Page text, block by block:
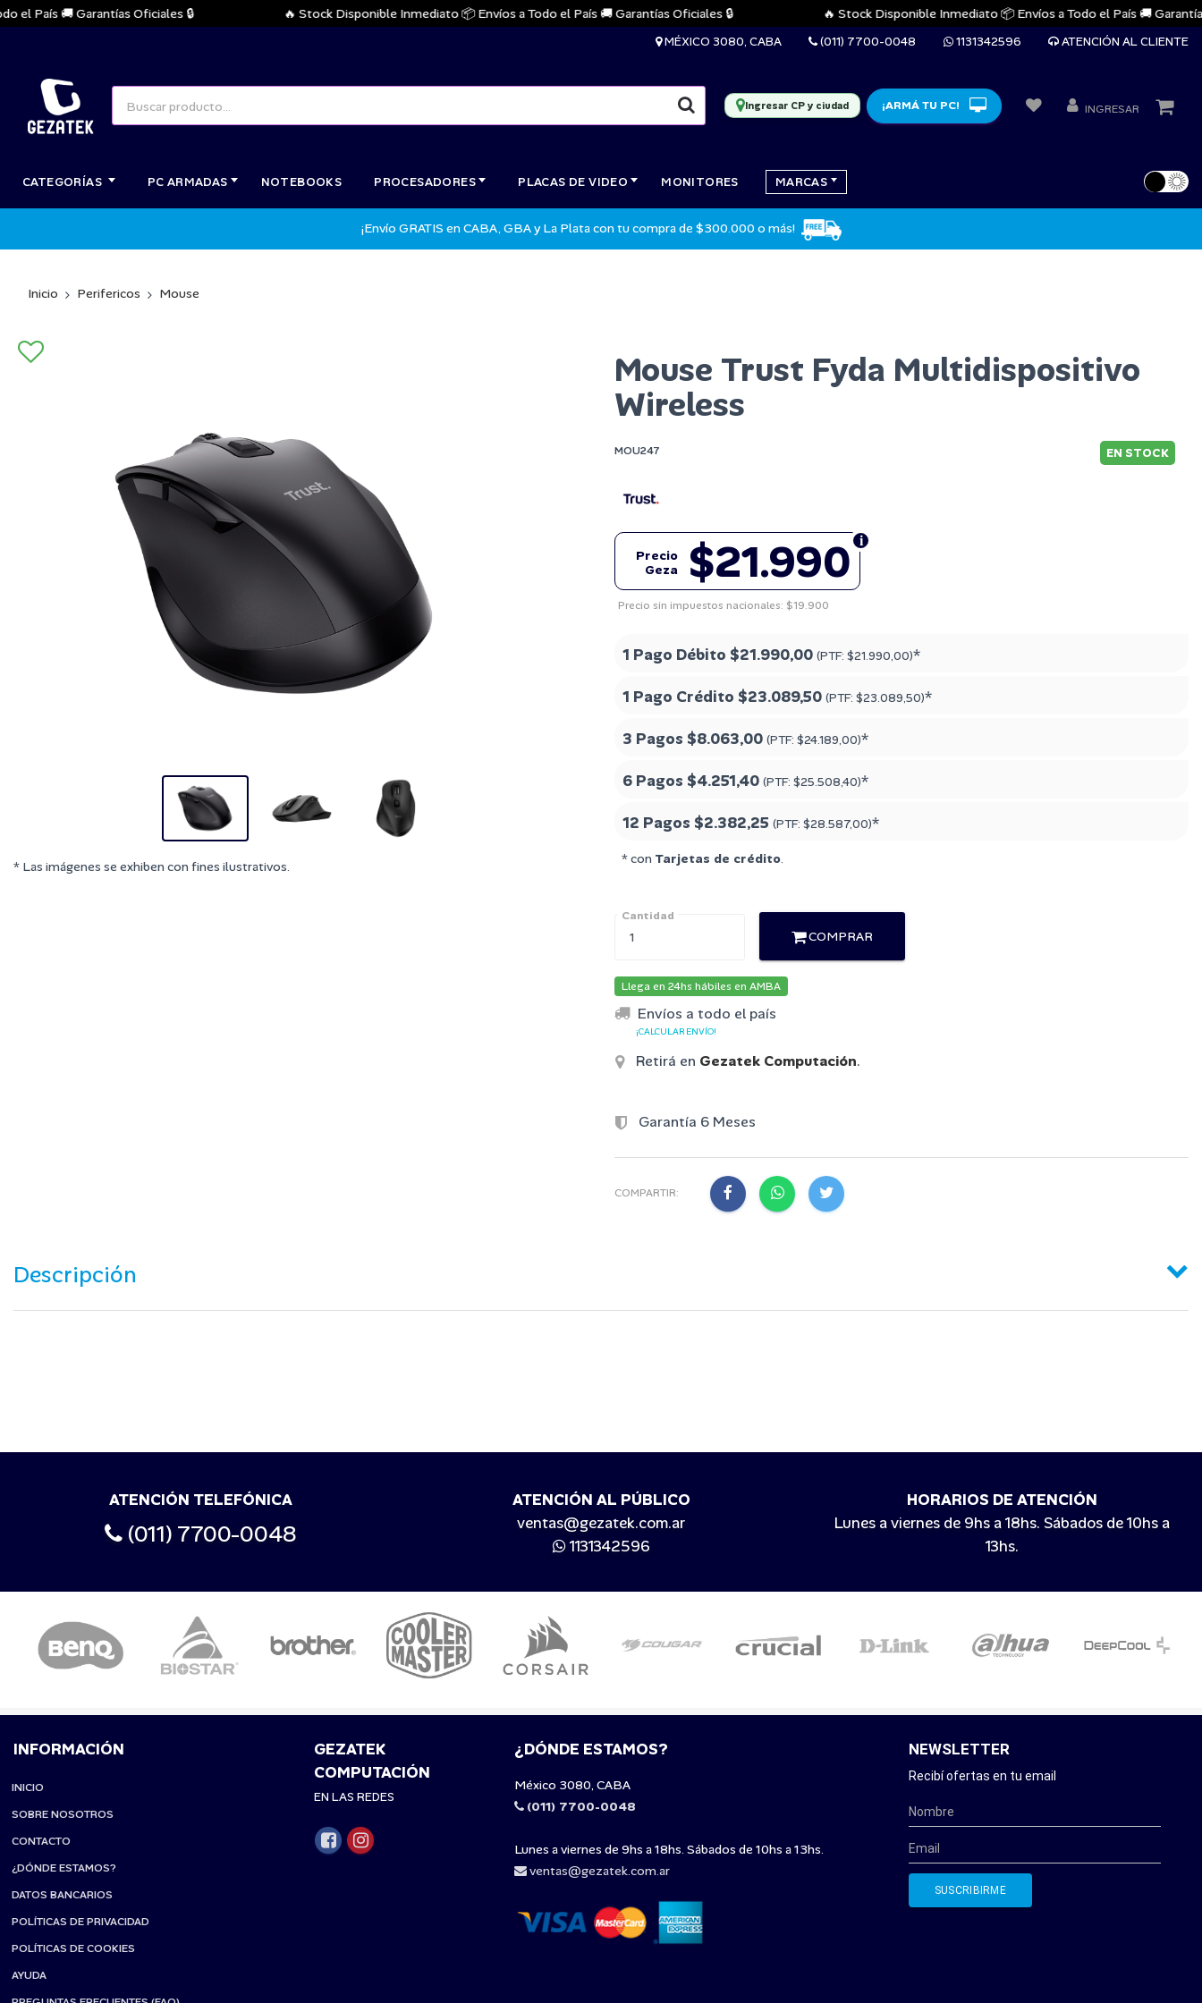
🚚 Garantías Oficiales 🔒 🔥 Stock Disponible Inmediato 📦 Envíos a Todo el País 🚚 Garantías Oficiales 🔒 🔥 Stock Disponible Inmediato 📦 Envíos a Todo el País 🚚 Garantías
MÉXICO 3080, CABA (011) 7700-0048 1131342596 ATENCIÓN AL CLIENTE
Ingresar CP y ciudad ¡ARMÁ TU PC! INGRESAR
CATEGORÍAS PC ARMADAS NOTEBOOKS PROCESADORES PLACAS DE VIDEO MONITORES MARCAS
¡Envío GRATIS en CABA, GBA y La Plata con tu compra de $300.000 o más!
Inicio Perifericos Mouse
* Las imágenes se exhiben con fines ilustrativos.
Mouse Trust Fyda Multidispositivo
Wireless
MOU247 EN STOCK
$21.990
Precio
Geza
Precio sin impuestos nacionales: $19.900
1 Pago Débito $21.990,00 (PTF: $21.990,00)*
1 Pago Crédito $23.089,50 (PTF: $23.089,50)*
3 Pagos $8.063,00 (PTF: $24.189,00)*
6 Pagos $4.251,40 (PTF: $25.508,40)*
12 Pagos $2.382,25 (PTF: $28.587,00)*
* con Tarjetas de crédito
Cantidad
COMPRAR
Llega en 24hs hábiles en AMBA
Envíos a todo el país
¡CALCULAR ENVÍO!
Retirá en Gezatek Computación.
Garantía 6 Meses
COMPARTIR:
Descripción
ATENCIÓN TELEFÓNICA
(011) 7700-0048
ATENCIÓN AL PÚBLICO
ventas@gezatek.com.ar
1131342596
HORARIOS DE ATENCIÓN
Lunes a viernes de 9hs a 18hs. Sábados de 10hs a
13hs.
INFORMACIÓN
INICIO
SOBRE NOSOTROS
CONTACTO
¿DÓNDE ESTAMOS?
DATOS BANCARIOS
POLÍTICAS DE PRIVACIDAD
POLÍTICAS DE COOKIES
AYUDA
GEZATEK
COMPUTACIÓN
EN LAS REDES
¿DÓNDE ESTAMOS?
México 3080, CABA
(011) 7700-0048
Lunes a viernes de 9hs a 18hs. Sábados de 10hs a 13hs.
ventas@gezatek.com.ar
NEWSLETTER
Recibí ofertas en tu email